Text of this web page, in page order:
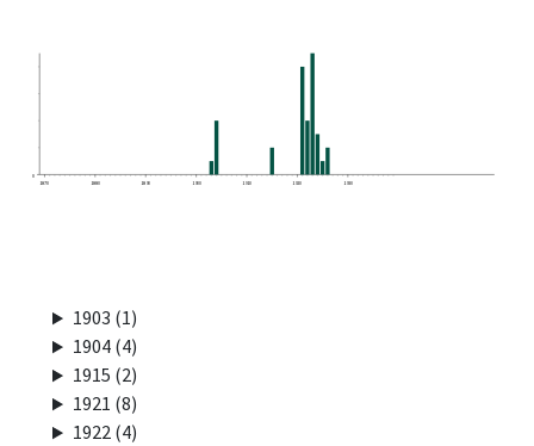
0
1870
1880 1890 1900 1910 1920 1930
1903 (1)
1904 (4)
1915 (2)
1921 (8)
1922 (4)